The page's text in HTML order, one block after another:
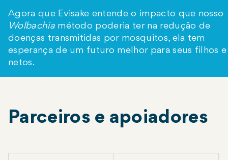
Agora que Evisake entende o impacto que nosso
Wolbachiamétodo poderia ter na redução de
doenças transmitidas por mosquitos, ela tem
esperança de um futuro melhor para seus filhos e
netos.
Parceiros e apoiadores